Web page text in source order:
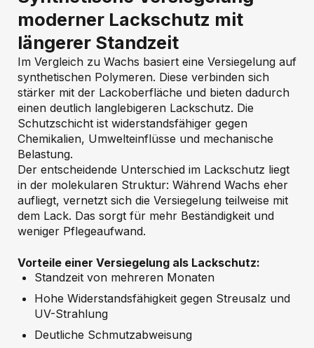
moderner Lackschutz mit
längerer Standzeit
Im Vergleich zu Wachs basiert eine Versiegelung auf
synthetischen Polymeren. Diese verbinden sich
stärker mit der Lackoberfläche und bieten dadurch
einen deutlich langlebigeren Lackschutz. Die
Schutzschicht ist widerstandsfähiger gegen
Chemikalien, Umwelteinflüsse und mechanische
Belastung.
Der entscheidende Unterschied im Lackschutz liegt
in der molekularen Struktur: Während Wachs eher
aufliegt, vernetzt sich die Versiegelung teilweise mit
dem Lack. Das sorgt für mehr Beständigkeit und
weniger Pflegeaufwand.
Vorteile einer Versiegelung als Lackschutz:
Standzeit von mehreren Monaten
Hohe Widerstandsfähigkeit gegen Streusalz und
UV-Strahlung
Deutliche Schmutzabweisung